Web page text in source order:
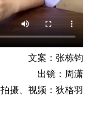
文案：张栋钧
出镜：周潇
拍摄、视频：狄格羽